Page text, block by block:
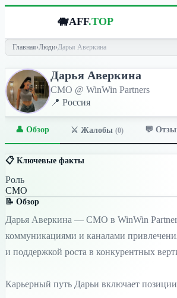
🐗AFF.TOP
Главная›Люди›Дарья Аверкина
Дарья Аверкина
СМО @ WinWin Partners
📍 Россия
👤 Обзор ⚔️ Жалобы (0) 💬
📋 Ключевые факты
Роль
СМО
📝 Обзор
Дарья Аверкина — CMO в WinWin
коммуникациями и каналами
и поддержкой роста в конкурентных
Карьерный путь Дарьи включает